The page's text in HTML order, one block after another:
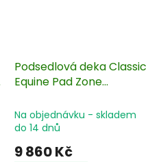
Podsedlová deka Classic
Equine Pad Zone
Na objednávku - skladem
do 14 dnů
9 860 Kč